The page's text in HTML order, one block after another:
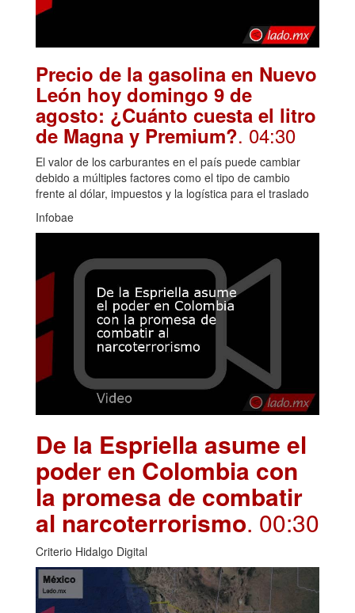
Precio de la gasolina en Nuevo
León hoy domingo 9 de
agosto: ¿Cuánto cuesta el litro
de Magna y Premium?. 04:30
El valor de los carburantes en el país puede cambiar
debido a múltiples factores como el tipo de cambio
frente al dólar, impuestos y la logística para el traslado
Infobae
De la Espriella asume el
poder en Colombia con
la promesa de combatir
al narcoterrorismo. 00:30
Criterio Hidalgo Digital